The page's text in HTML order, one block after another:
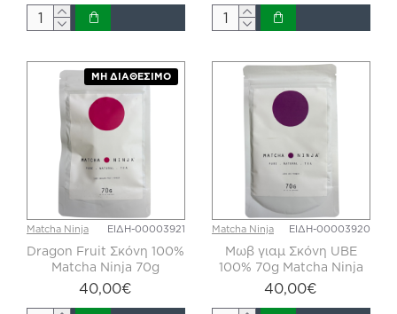
ΜΗ ΔΙΑΘΈΣΙΜΟ
Matcha Ninja ΕΙΔΗ-00003921
Dragon Fruit Σκόνη 100%
Matcha Ninja 70g
40,00€
Matcha Ninja ΕΙΔΗ-00003920
Μωβ γιαμ Σκόνη UBE
100% 70g Matcha Ninja
40,00€